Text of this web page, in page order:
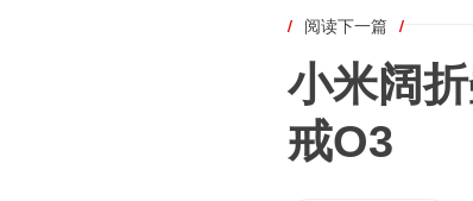
/ 阅读下一篇 /
小米阔
戒O3